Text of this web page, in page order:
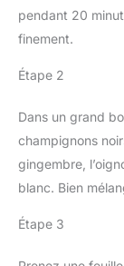
pendant 20
finement.
Étape 2
Dans un grand
champignons
gingembre,
blanc. Bien
Étape 3